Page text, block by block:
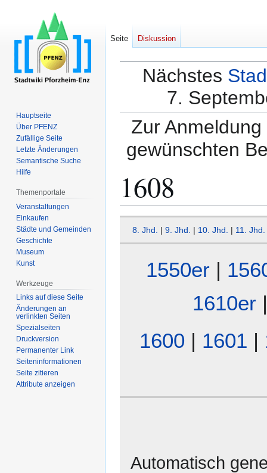
Nächstes
7.
Zur
gewünschten
1608
Navigation
Suche
8. Jhd. | 9. Jhd. | 10. Jhd. | 11. Jhd.
1550er |
1610er
1600 | 1601 |
Automatisch
Seite Diskussion
Hauptseite
Über PFENZ
Zufällige Seite
Letzte Änderungen
Semantische Suche
Hilfe
Themenportale
Veranstaltungen
Einkaufen
Städte und Gemeinden
Geschichte
Museum
Kunst
Werkzeuge
Links auf diese Seite
Änderungen an
verlinkten Seiten
Spezialseiten
Druckversion
Permanenter Link
Seiten­­informationen
Seite zitieren
Attribute anzeigen